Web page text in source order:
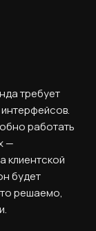
требует
работать
—
клиентской
будет
решаемо,